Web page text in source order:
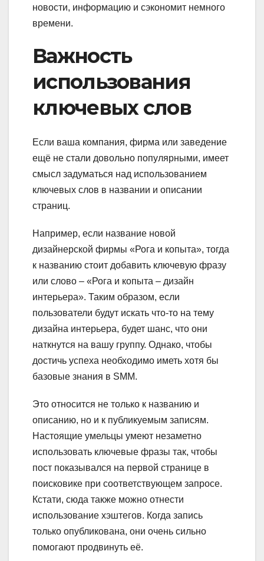
новости, информацию и сэкономит немного
времени.
Важность
использования
ключевых слов
Если ваша компания, фирма или заведение
ещё не стали довольно популярными, имеет
смысл задуматься над использованием
ключевых слов в названии и описании
страниц.
Например, если название новой
дизайнерской фирмы «Рога и копыта», тогда
к названию стоит добавить ключевую фразу
или слово – «Рога и копыта – дизайн
интерьера». Таким образом, если
пользователи будут искать что-то на тему
дизайна интерьера, будет шанс, что они
наткнутся на вашу группу. Однако, чтобы
достичь успеха необходимо иметь хотя бы
базовые знания в SMM.
Это относится не только к названию и
описанию, но и к публикуемым записям.
Настоящие умельцы умеют незаметно
использовать ключевые фразы так, чтобы
пост показывался на первой странице в
поисковике при соответствующем запросе.
Кстати, сюда также можно отнести
использование хэштегов. Когда запись
только опубликована, они очень сильно
помогают продвинуть её.